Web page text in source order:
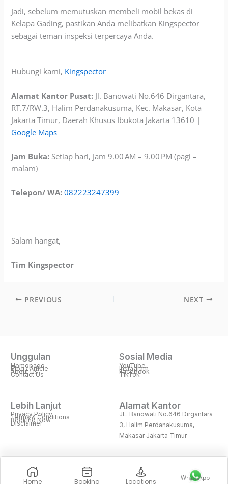
Jadi, sebelum memutuskan membeli mobil bekas di
Kelapa Gading, pastikan Anda melibatkan Kingspector
sebagai teman inspeksi terpercaya Anda.
Hubungi kami, Kingspector
Alamat Kantor Pusat: Jl. Banowati No.646 Dirgantara,
RT.7/RW.3, Halim Perdanakusuma, Kec. Makasar, Kota
Jakarta Timur, Daerah Khusus Ibukota Jakarta 13610 |
Google Maps
Jam Buka: Setiap hari, Jam 9.00 AM – 9.00 PM (pagi –
malam)
Telepon/ WA: 082223247399
Salam hangat,
Tim Kingspector
PREVIOUS NEXT
Unggulan
Homepage
Blog / Article
About Us
Contact Us
Sosial Media
YouTube
Instagram
Facebook
TikTok
Lebih Lanjut
Privacy Policy
Terms & Conditions
Booking Now
Disclaimer
Alamat Kantor
JL. Banowati No.646 Dirgantara
3, Halim Perdanakusuma,
Makasar Jakarta Timur
Home Booking Locations WhatsApp